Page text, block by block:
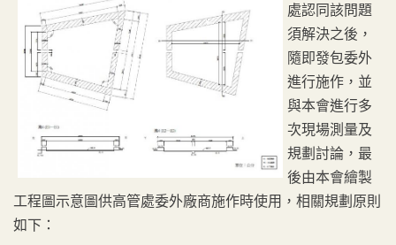
處認同該問題
須解決之後，
隨即發包委外
進行施作，並
與本會進行多
次現場測量及
規劃討論，最
後由本會繪製
工程圖示意圖供高管處委外廠商施作時使用，相關規劃原則
如下：